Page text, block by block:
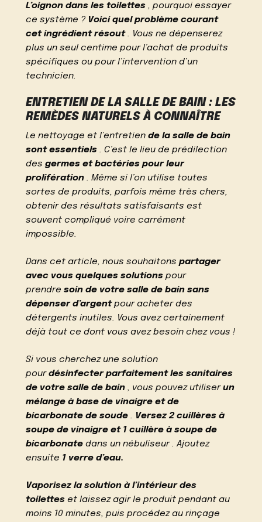
L’oignon dans les toilettes , pourquoi essayer
ce système ? Voici quel problème courant
cet ingrédient résout. Vous ne dépenserez
plus un seul centime pour l’achat de produits
spécifiques ou pour l’intervention d’un
technicien.
ENTRETIEN DE LA SALLE DE BAIN : LES
REMÈDES NATURELS À CONNAÎTRE
Le nettoyage et l’entretiende la salle de bain
sont essentiels . C’est le lieu de prédilection
desgermes et bactéries pour leur
prolifération . Même si l’on utilise toutes
sortes de produits, parfois même très chers,
obtenir des résultats satisfaisants est
souvent compliqué voire carrément
impossible.
Dans cet article, nous souhaitonspartager
avec vous quelques solutions pour
prendresoin de votre salle de bain sans
dépenser d’argentpour acheter des
détergents inutiles. Vous avez certainement
déjà tout ce dont vous avez besoin chez vous !
Si vous cherchez une solution
pourdésinfecter parfaitement les sanitaires
de votre salle de bain , vous pouvez utiliserun
mélange à base de vinaigre et de
bicarbonate de soude . Versez 2 cuillères à
soupe de vinaigre et 1 cuillère à soupe de
bicarbonate dans un nébuliseur . Ajoutez
ensuite 1 verre d’eau.
Vaporisez la solution à l’intérieur des
toilettes et laissez agir le produit pendant au
moins 10 minutes, puis procédez au rinçage